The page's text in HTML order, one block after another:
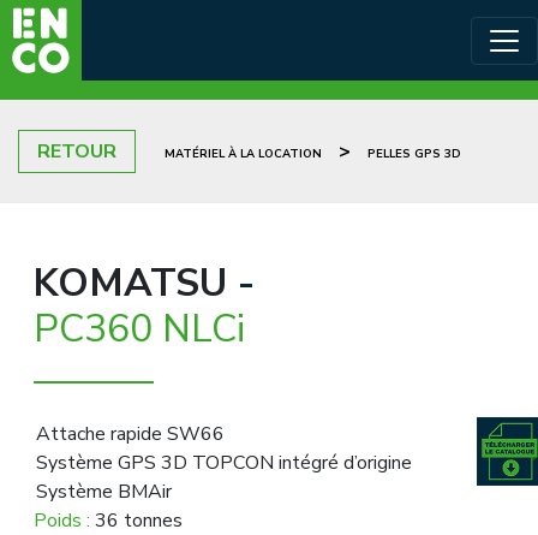
RETOUR MATÉRIEL À LA LOCATION > PELLES GPS 3D
KOMATSU -
PC360 NLCi
Attache rapide SW66
Système GPS 3D TOPCON intégré d’origine
Système BMAir
Poids : 36 tonnes